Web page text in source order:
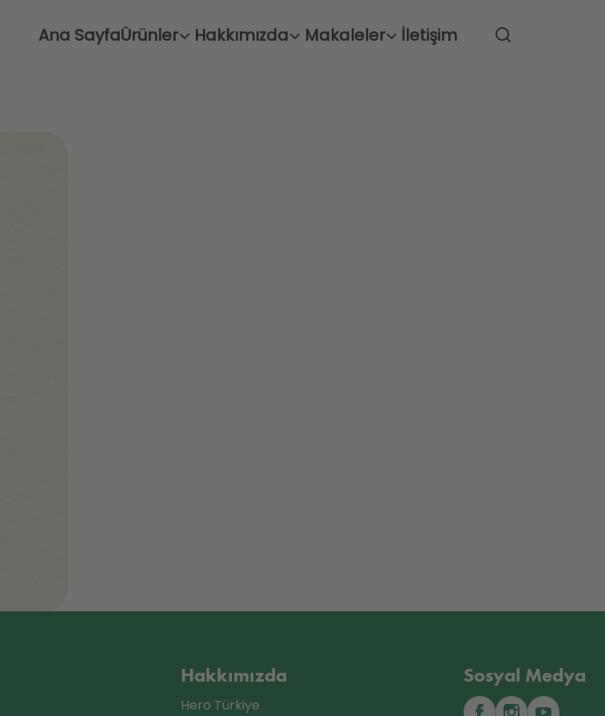
Ana SayfaÜrünler Hakkımızda Makaleler İletişim
Hakkımızda
Hero Türkiye
Sosyal Medya